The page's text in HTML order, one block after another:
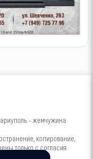
- жемчужина
копирование,
только с согласия